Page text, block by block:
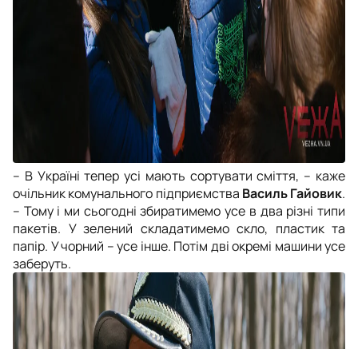
– В Україні тепер усі мають сортувати сміття, – каже
очільник комунального підприємства Василь Гайовик.
– Тому і ми сьогодні збиратимемо усе в два різні типи
пакетів. У зелений складатимемо скло, пластик та
папір. У чорний – усе інше. Потім дві окремі машини усе
заберуть.